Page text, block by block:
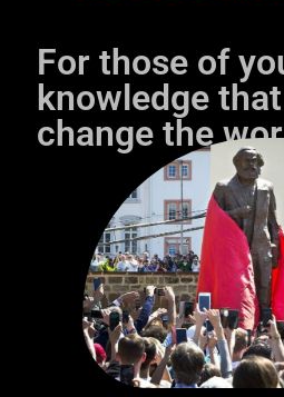
For those of
knowledge
change the